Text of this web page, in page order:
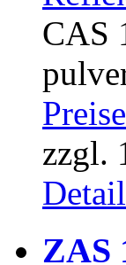
CAS
zzgl.
ZAS